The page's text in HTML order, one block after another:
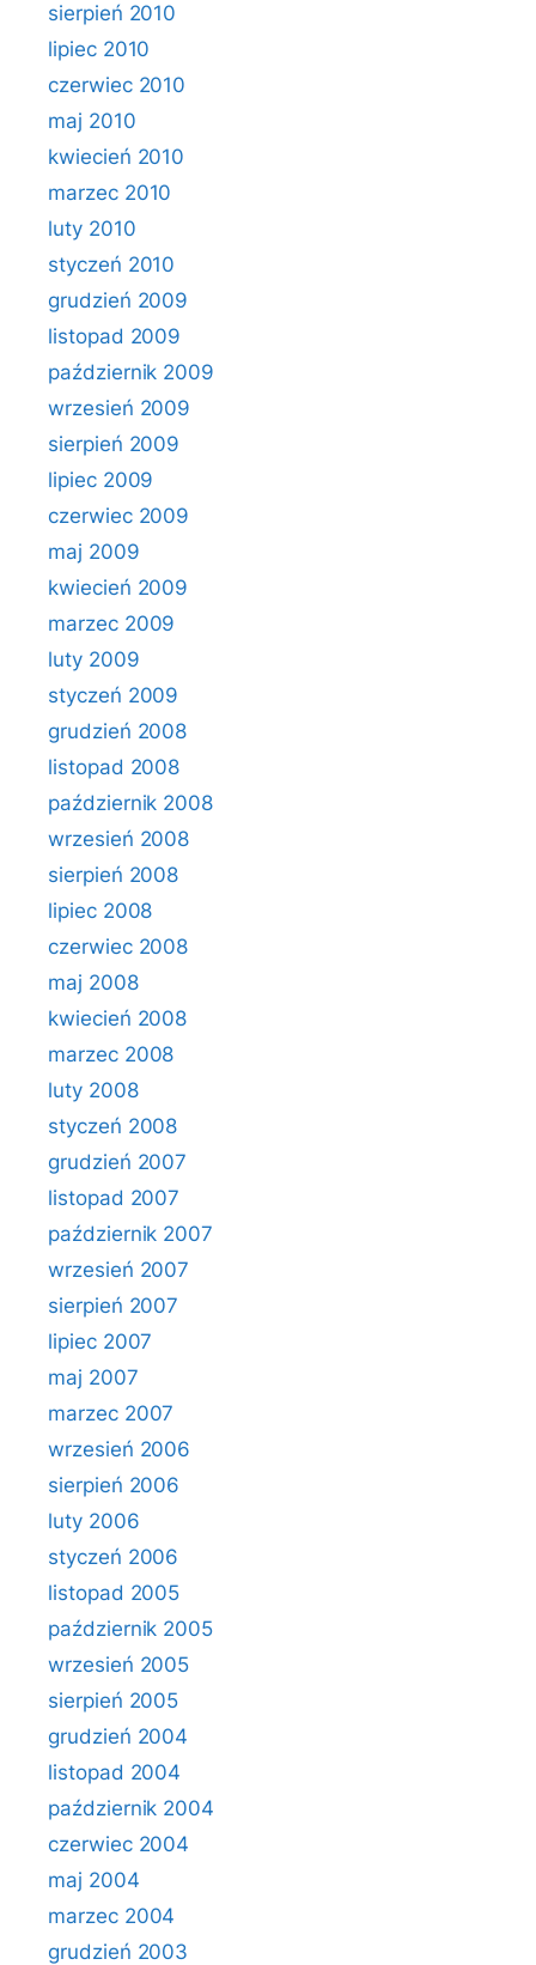
sierpień 2010
lipiec 2010
czerwiec 2010
maj 2010
kwiecień 2010
marzec 2010
luty 2010
styczeń 2010
grudzień 2009
listopad 2009
październik 2009
wrzesień 2009
sierpień 2009
lipiec 2009
czerwiec 2009
maj 2009
kwiecień 2009
marzec 2009
luty 2009
styczeń 2009
grudzień 2008
listopad 2008
październik 2008
wrzesień 2008
sierpień 2008
lipiec 2008
czerwiec 2008
maj 2008
kwiecień 2008
marzec 2008
luty 2008
styczeń 2008
grudzień 2007
listopad 2007
październik 2007
wrzesień 2007
sierpień 2007
lipiec 2007
maj 2007
marzec 2007
wrzesień 2006
sierpień 2006
luty 2006
styczeń 2006
listopad 2005
październik 2005
wrzesień 2005
sierpień 2005
grudzień 2004
listopad 2004
październik 2004
czerwiec 2004
maj 2004
marzec 2004
grudzień 2003